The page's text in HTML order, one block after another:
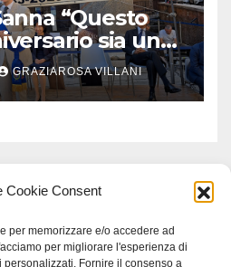
Cookie Consent
per memorizzare e/o accedere ad
per migliorare l'esperienza di
Fornire il consenso a
“Questo
sia un
GRAZIAROSA VILLANI